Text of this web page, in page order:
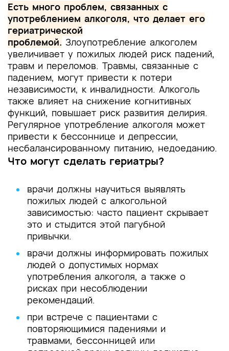
Есть много проблем, связанных с
употреблением алкоголя, что делает его
гериатрической
проблемой. Злоупотребление алкоголем
увеличивает у пожилых людей риск падений,
травм и переломов. Травмы, связанные с
падением, могут привести к потери
независимости, к инвалидности. Алкоголь
также влияет на снижение когнитивных
функций, повышает риск развития делирия.
Регулярное употребление алкоголя может
привести к бессоннице и депрессии,
несбалансированному питанию, недоеданию.
Что могут сделать гериатры?
врачи должны научиться выявлять
пожилых людей с алкогольной
зависимостью: часто пациент скрывает
это и стыдится этой пагубной
привычки.
врачи должны информировать пожилых
людей о допустимых нормах
употребления алкоголя, а также о
рисках при несоблюдении
рекомендаций.
при встрече с пациентами с
повторяющимися падениями и
травмами, бессонницей или